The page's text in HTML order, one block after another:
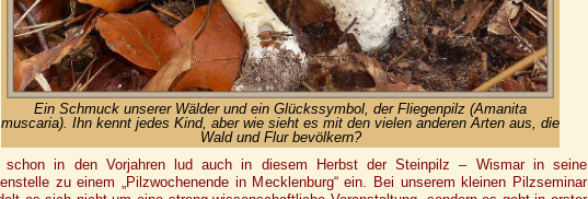
Ein Schmuck unserer Wälder und ein Glückssymbol, der Fliegenpilz (Amanita
muscaria). Ihn kennt jedes Kind, aber wie sieht es mit den vielen anderen Arten aus, die
Wald und Flur bevölkern?
schon in den Vorjahren lud auch in diesem Herbst der Steinpilz – Wismar in seine
zu einem „Pilzwochenende in Mecklenburg“ ein. Bei unserem kleinen Pilzseminar